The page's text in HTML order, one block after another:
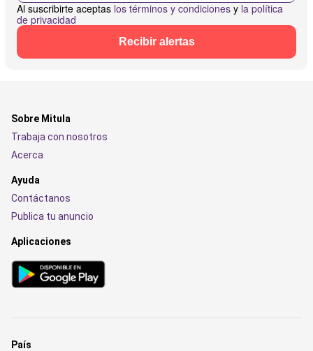
Al suscribirte aceptas los términos y condiciones y la política
de privacidad
Recibir alertas
Sobre Mitula
Trabaja con nosotros
Acerca
Ayuda
Contáctanos
Publica tu anuncio
Aplicaciones
País